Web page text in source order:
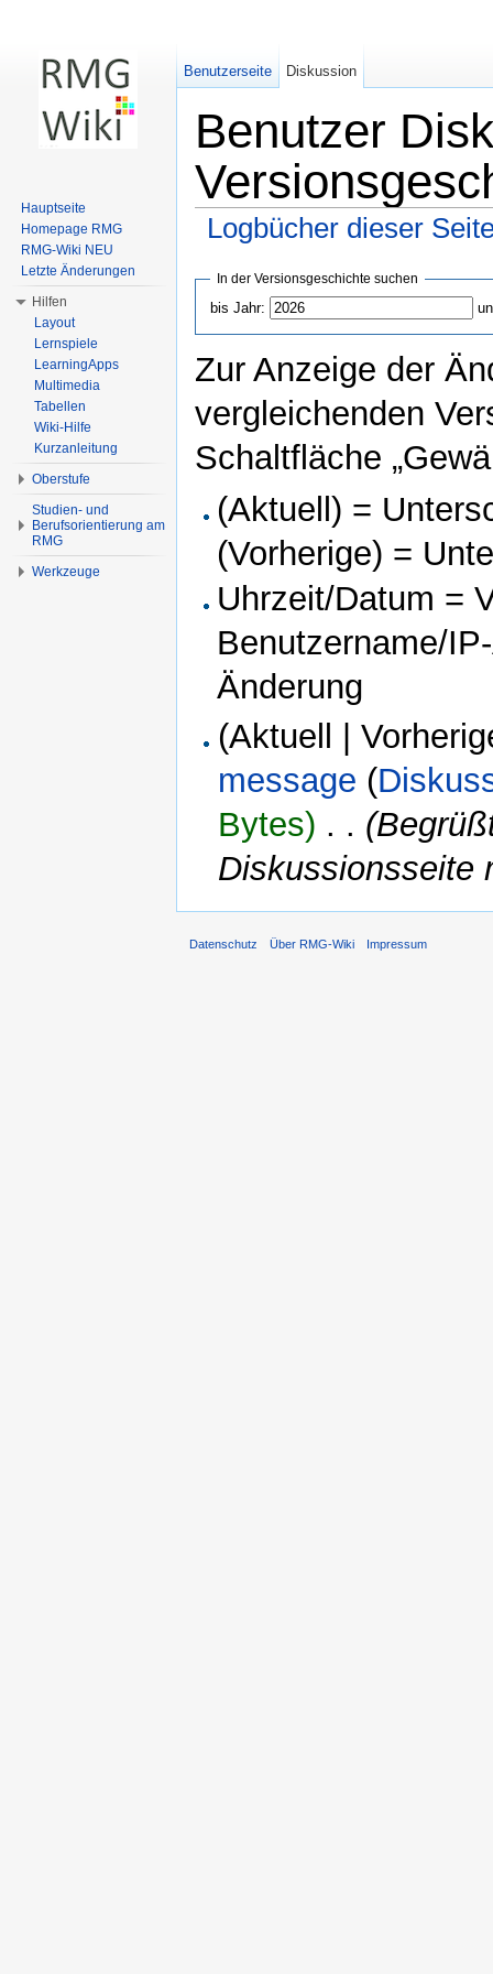
Benutzer
Logbücher dieser
In der Versionsgeschichte suchen
bis Jahr:
Zur Anzeige der
vergleichenden
Schaltfläche
(Aktuell) =
(Vorherige) =
Uhrzeit/Datum =
Benutzername/
Änderung
(Aktuell |
message (
Bytes) . .
Diskussionsseite
Benutzerseite Diskussion
Hauptseite
Homepage RMG
RMG-Wiki NEU
Letzte Änderungen
Hilfen
Layout
Lernspiele
LearningApps
Multimedia
Tabellen
Wiki-Hilfe
Kurzanleitung
Oberstufe
Studien- und
Berufsorientierung am
RMG
Werkzeuge
Datenschutz Über RMG-Wiki Impressum